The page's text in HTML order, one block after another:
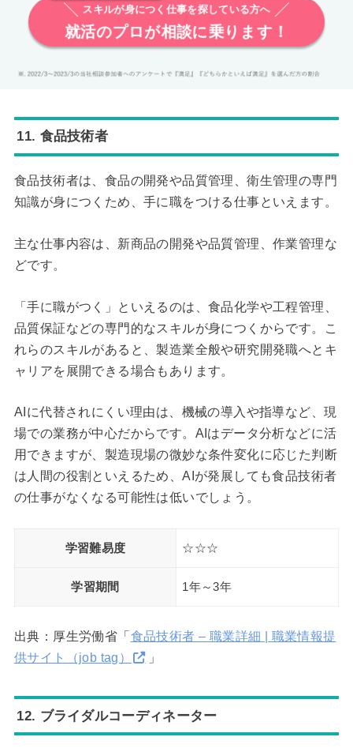
スキルが身につく仕事を探している方へ
就活のプロが相談に乗ります！
11. 食品技術者
食品技術者は、食品の開発や品質管理、衛生管理の専門
知識が身につくため、手に職をつける仕事といえます。
主な仕事内容は、新商品の開発や品質管理、作業管理な
どです。
「手に職がつく」といえるのは、食品化学や工程管理、
品質保証などの専門的なスキルが身につくからです。こ
れらのスキルがあると、製造業全般や研究開発職へとキ
ャリアを展開できる場合もあります。
AIに代替されにくい理由は、機械の導入や指導など、現
場での業務が中心だからです。AIはデータ分析などに活
用できますが、製造現場の微妙な条件変化に応じた判断
は人間の役割といえるため、AIが発展しても食品技術者
の仕事がなくなる可能性は低いでしょう。
学習難易度 ☆☆☆
学習期間 1年～3年
出典：厚生労働省「 食品技術者 – 職業詳細 | 職業情報提
供サイト（job tag）
」
12. ブライダルコーディネーター